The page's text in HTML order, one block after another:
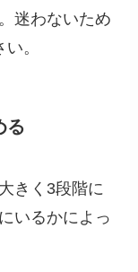
迷わないため
。
る
きく3段階に
いるかによっ